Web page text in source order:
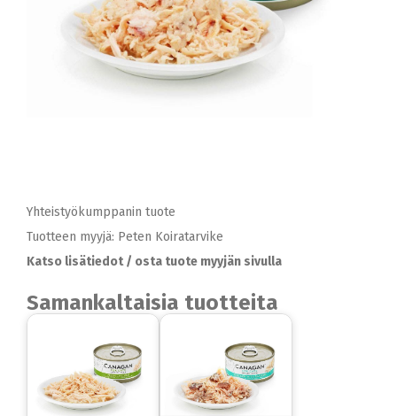
Yhteistyökumppanin tuote
Tuotteen myyjä: Peten Koiratarvike
Katso lisätiedot / osta tuote myyjän sivulla
Samankaltaisia tuotteita